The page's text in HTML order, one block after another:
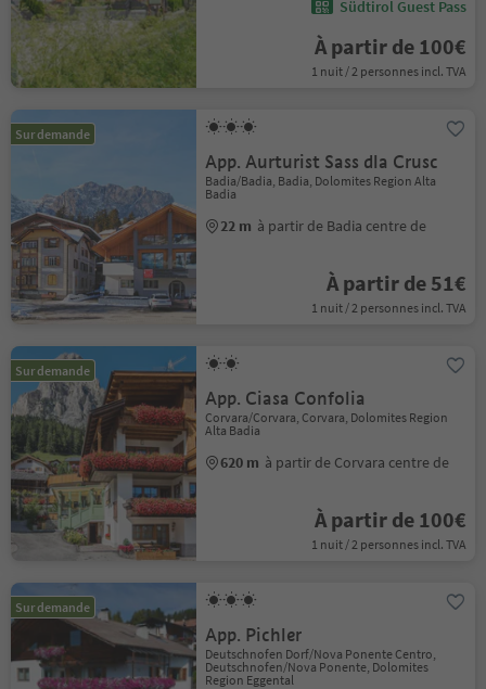
Südtirol Guest Pass
À partir de 100€
1 nuit / 2 personnes incl. TVA
Sur demande
App. Aurturist Sass dla Crusc
Badia/Badia, Badia, Dolomites Region Alta
Badia
22 m à partir de Badia centre de
À partir de 51€
1 nuit / 2 personnes incl. TVA
Sur demande
App. Ciasa Confolia
Corvara/Corvara, Corvara, Dolomites Region
Alta Badia
620 m à partir de Corvara centre de
À partir de 100€
1 nuit / 2 personnes incl. TVA
Sur demande
App. Pichler
Deutschnofen Dorf/Nova Ponente Centro,
Deutschnofen/Nova Ponente, Dolomites
Region Eggental